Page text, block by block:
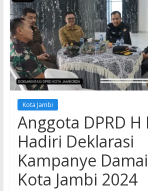
Kota Jambi
Anggota DPRD
Hadiri Deklarasi
Kampanye
Kota Jambi 2024